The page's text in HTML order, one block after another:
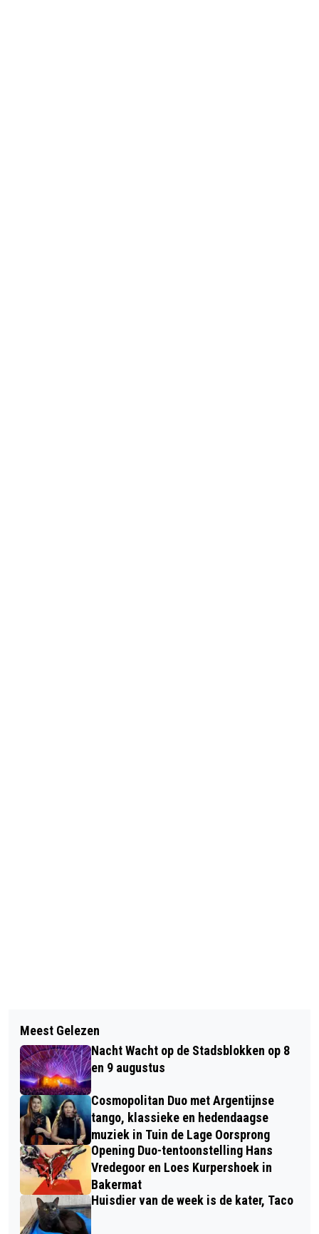
TERUGROEPACTIE CALVÉ PINDASAUS
KRUIDIG EN CALVÉ PINDASAUS MILD
VIJF TEAMS IN DE RACE VOOR
ONTWERP NIEUWE STADSTHEATER
Meest Gelezen
Nacht Wacht op de Stadsblokken op 8
en 9 augustus
Cosmopolitan Duo met Argentijnse
tango, klassieke en hedendaagse
muziek in Tuin de Lage Oorsprong
Opening Duo-tentoonstelling Hans
Vredegoor en Loes Kurpershoek in
Bakermat
Huisdier van de week is de kater, Taco